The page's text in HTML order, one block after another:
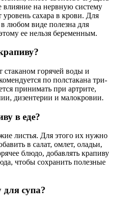
влияние на нервную систему
уровень сахара в крови. Для
любом виде полезна для
ее нельзя беременным.
стаканом горячей воды и
по полстакана три-
принимать при артрите,
дизентерии и малокровии.
в еде?
листья. Для этого их нужно
в салат, омлет, оладьи,
блюдо, добавлять крапиву
чтобы сохранить полезные
для супа?